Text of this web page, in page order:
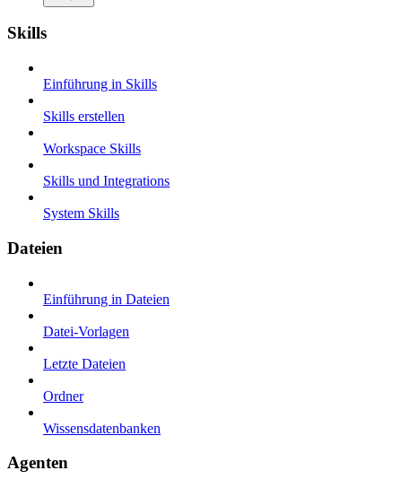
Skills
Einführung in Skills
Skills erstellen
Workspace Skills
Skills und Integrations
System Skills
Dateien
Einführung in Dateien
Datei-Vorlagen
Letzte Dateien
Ordner
Wissensdatenbanken
Agenten